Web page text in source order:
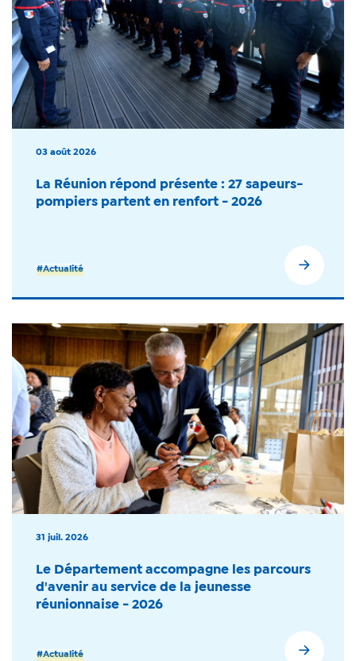
03 août 2026
La Réunion répond présente : 27 sapeurs-
pompiers partent en renfort - 2026
#Actualité
31 juil. 2026
Le Département accompagne les parcours
d'avenir au service de la jeunesse
réunionnaise - 2026
#Actualité